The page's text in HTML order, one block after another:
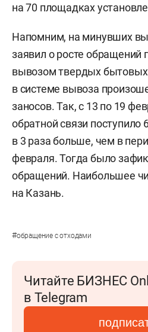
на 70 площадках
Напомним, на минувших
заявил о росте обращений
вывозом твердых
в системе вывоза
заносов. Так, с 13 по 19
обратной связи поступило
в 3 раза больше, чем в
февраля. Тогда было
обращений. Наибольшее
на Казань.
#обращение с отходами
Читайте БИЗНЕС
в Telegram